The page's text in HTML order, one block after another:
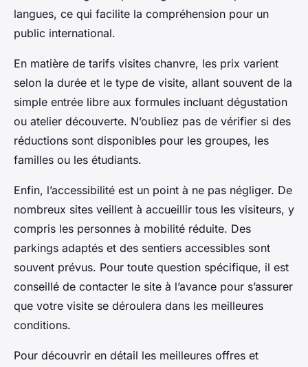
langues, ce qui facilite la compréhension pour un
public international.
En matière de tarifs visites chanvre, les prix varient
selon la durée et le type de visite, allant souvent de la
simple entrée libre aux formules incluant dégustation
ou atelier découverte. N’oubliez pas de vérifier si des
réductions sont disponibles pour les groupes, les
familles ou les étudiants.
Enfin, l’accessibilité est un point à ne pas négliger. De
nombreux sites veillent à accueillir tous les visiteurs, y
compris les personnes à mobilité réduite. Des
parkings adaptés et des sentiers accessibles sont
souvent prévus. Pour toute question spécifique, il est
conseillé de contacter le site à l’avance pour s’assurer
que votre visite se déroulera dans les meilleures
conditions.
Pour découvrir en détail les meilleures offres et